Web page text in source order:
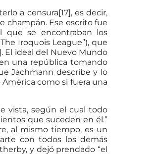
a censura[17], es decir,
champán. Ese escrito fue
que se encontraban los
Iroquois League”), que
El ideal del Nuevo Mundo
una república tomando
Jachmann describe y lo
como si fuera una
vista, según el cual todo
que suceden en él.”
al mismo tiempo, es un
con todos los demás
y dejó prendado “el